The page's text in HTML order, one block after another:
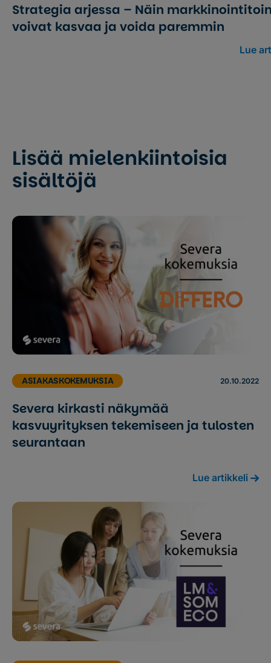
Strategia arjessa – Näin
voivat kasvaa ja voida paremmin
Lue
Lisää mielenkiintoisia
sisältöjä
ASIAKASKOKEMUKSIA 20.10.2022
Severa kirkasti näkymää
kasvuyrityksen tekemiseen ja tulosten
seurantaan
Lue artikkeli